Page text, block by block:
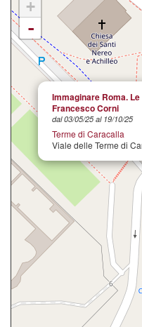
Immaginare Roma.
Francesco Corni
dal 03/05/25 al 19/10/25
Terme di Caracalla
Viale delle Terme di
+
-